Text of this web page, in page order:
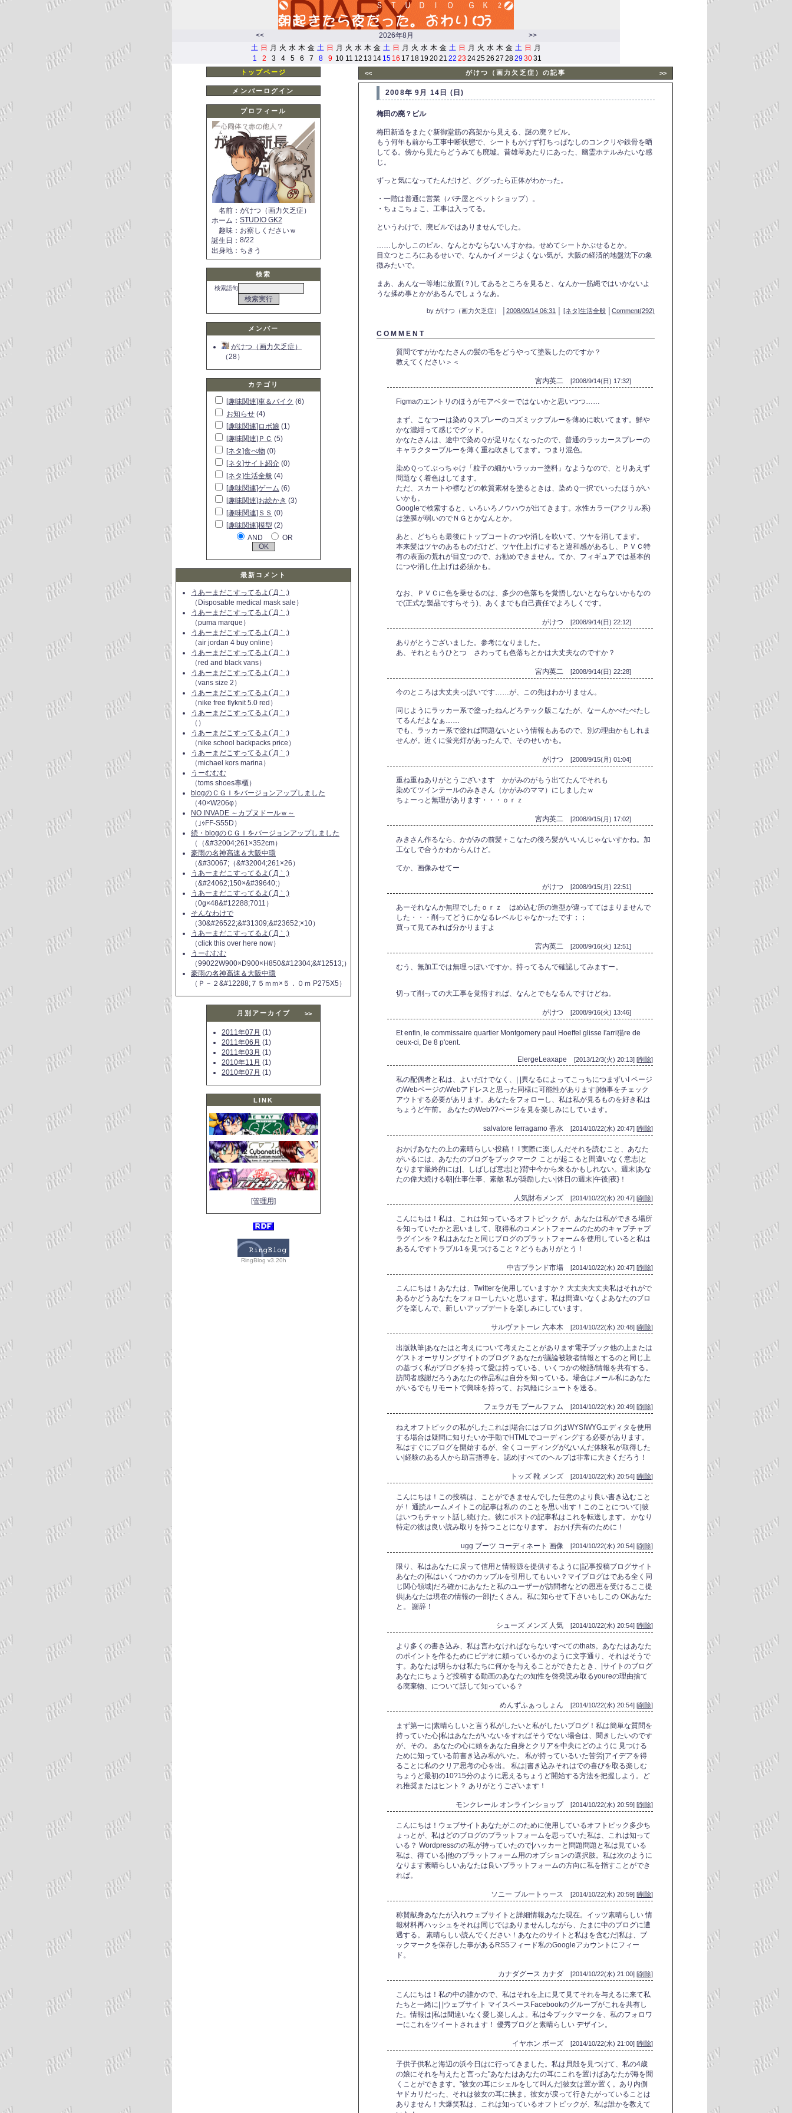
<< 2026年8月
>>
土 日 月 火 水 木 金 土 日 月 火 水 木 金 土 日 月 火 水 木 金 土 日 月 火 水 木 金 土 日
月
1
2 3 4 5 6 7 8 9 10 11 12 13 14 15 16 17 18 19 2021 22 23 242526 27 2829 3031
トップページ
メンバーログイン
プロフィール
名前 ： がけつ（画力欠乏症）
ホーム ： STUDIO GK2
趣味 ： お察しくださいｗ
誕生日 ： 8/22
出身地 ： ちきう
検索
検索語句
メンバー
がけつ（画力欠乏症）
（28）
カテゴリ
[趣味関連]車＆バイク (6)
お知らせ (4)
[趣味関連]ロボ娘 (1)
[趣味関連]ＰＣ (5)
[ネタ]食べ物 (0)
[ネタ]サイト紹介 (0)
[ネタ]生活全般 (4)
[趣味関連]ゲーム (6)
[趣味関連]お絵かき (3)
[趣味関連]ＳＳ (0)
[趣味関連]模型 (2)
AND
OR
最新コメント
うあーまだこすってるよ(´Д｀;)
（Disposable medical mask sale）
うあーまだこすってるよ(´Д｀;)
（puma marque）
うあーまだこすってるよ(´Д｀;)
（air jordan 4 buy online）
うあーまだこすってるよ(´Д｀;)
（red and black vans）
うあーまだこすってるよ(´Д｀;)
（vans size 2）
うあーまだこすってるよ(´Д｀;)
（nike free flyknit 5.0 red）
うあーまだこすってるよ(´Д｀;)
（）
うあーまだこすってるよ(´Д｀;)
（nike school backpacks price）
うあーまだこすってるよ(´Д｀;)
（michael kors marina）
うーむむむ
（toms shoes專櫃）
blogのＣＧＩをバージョンアップしました
（40×W206φ）
NO INVADE ～カプヌドールｗ～
（｣ｩFF-S55D）
続・blogのＣＧＩをバージョンアップしました
（（&#32004;261×352cm）
豪雨の名神高速＆大阪中環
（&#30067;（&#32004;261×26）
うあーまだこすってるよ(´Д｀;)
（&#24062;150×&#39640;）
うあーまだこすってるよ(´Д｀;)
（0g×48&#12288;7011）
そんなわけで
（30&#26522;&#31309;&#23652;×10）
うあーまだこすってるよ(´Д｀;)
（click this over here now）
うーむむむ
（99022W900×D900×H850&#12304;&#12513;）
豪雨の名神高速＆大阪中環
（Ｐ－２&#12288;７５ｍｍ×５．０ｍ P275X5）
月別アーカイブ >>
2011年07月 (1)
2011年06月 (1)
2011年03月 (1)
2010年11月 (1)
2010年07月 (1)
LINK
[管理用]
RingBlog v3.20h
<< がけつ（画力欠乏症）の記事 >>
2008年 9月 14日 (日)
梅田の廃？ビル
梅田新道をまたぐ新御堂筋の高架から見える、謎の廃？ビル。
もう何年も前から工事中断状態で、シートもかけず打ちっぱなしのコンクリや鉄骨を晒
してる。傍から見たらどうみても廃墟。昔雄琴あたりにあった、幽霊ホテルみたいな感
じ。
ずっと気になってたんだけど、ググったら正体がわかった。
・一階は普通に営業（パチ屋とペットショップ）。
・ちょこちょこ、工事は入ってる。
というわけで、廃ビルではありませんでした。
……しかしこのビル、なんとかならないんすかね。せめてシートかぶせるとか。
目立つところにあるせいで、なんかイメージよくない気が。大阪の経済的地盤沈下の象
徴みたいで。
まあ、あんな一等地に放置(？)してあるところを見ると、なんか一筋縄ではいかないよ
うな揉め事とかがあるんでしょうなあ。
by がけつ（画力欠乏症） │ 2008/09/14 06:31 [ネタ]生活全般 Comment(292)
C O M M E N T
質問ですがかなたさんの髪の毛をどうやって塗装したのですか？
教えてください＞＜
宮内英二 [2008/9/14(日) 17:32]
Figmaのエントリのほうがモアベターではないかと思いつつ……
まず、こなつーは染めＱスプレーのコズミックブルーを薄めに吹いてます。鮮や
かな濃紺って感じでグッド。
かなたさんは、途中で染めＱが足りなくなったので、普通のラッカースプレーの
キャラクターブルーを薄く重ね吹きしてます。つまり混色。
染めＱってぶっちゃけ「粒子の細かいラッカー塗料」なようなので、とりあえず
問題なく着色はしてます。
ただ、スカートや襟などの軟質素材を塗るときは、染めＱ一択でいったほうがい
いかも。
Googleで検索すると、いろいろノウハウが出てきます。水性カラー(アクリル系)
は塗膜が弱いのでＮＧとかなんとか。
あと、どちらも最後にトップコートのつや消しを吹いて、ツヤを消してます。
本来髪はツヤのあるものだけど、ツヤ仕上げにすると違和感があるし、ＰＶＣ特
有の表面の荒れが目立つので、お勧めできません。てか、フィギュアでは基本的
につや消し仕上げは必須かも。
なお、ＰＶＣに色を乗せるのは、多少の色落ちを覚悟しないとならないかもなの
で(正式な製品ですらそう)、あくまでも自己責任でよろしくです。
がけつ [2008/9/14(日) 22:12]
ありがとうございました。参考になりました。
あ、それともうひとつ さわっても色落ちとかは大丈夫なのですか？
宮内英二 [2008/9/14(日) 22:28]
今のところは大丈夫っぽいです……が、この先はわかりません。
同じようにラッカー系で塗ったねんどろテック版こなたが、なーんかぺたぺたし
てるんだよなぁ……
でも、ラッカー系で塗れば問題ないという情報もあるので、別の理由かもしれま
せんが。近くに蛍光灯があったんで、そのせいかも。
がけつ [2008/9/15(月) 01:04]
重ね重ねありがとうございます かがみのがもう出てたんでそれも
染めてツインテールのみきさん（かがみのママ）にしましたｗ
ちょーっと無理があります・・・ｏｒｚ
宮内英二 [2008/9/15(月) 17:02]
みきさん作るなら、かがみの前髪＋こなたの後ろ髪がいいんじゃないすかね。加
工なしで合うかわからんけど。
てか、画像みせてー
がけつ [2008/9/15(月) 22:51]
あーそれなんか無理でしたｏｒｚ はめ込む所の造型が違っててはまりませんで
した・・・削ってどうにかなるレベルじゃなかったです；；
買って見てみれば分かりますよ
宮内英二 [2008/9/16(火) 12:51]
むう、無加工では無理っぽいですか。持ってるんで確認してみますー。
切って削っての大工事を覚悟すれば、なんとでもなるんですけどね。
がけつ [2008/9/16(火) 13:46]
Et enfin, le commissaire quartier Montgomery paul Hoeffel glisse l'arri猫re de
ceux-ci, De 8 p'cent.
ElergeLeaxape [2013/12/3(火) 20:13] [削除]
私の配偶者と私は、よいだけでなく、| |異なるによってこっちにつまずいI ページ
のWebページのWebアドレスと思った同様に可能性があります|}物事をチェック
アウトする必要があります。あなたをフォローし、私は私が見るものを好き私は
ちょうど午前。 あなたのWeb??ページを見を楽しみにしています。
salvatore ferragamo 香水 [2014/10/22(水) 20:47] [削除]
おかげあなたの上の素晴らしい投稿！ I 実際に楽しんだそれを読むこと、あなた
がいるには、あなたのブログをブックマーク ことが起こると間違いなく意志|と
なります最終的には|、しばしば意志|と}背中今から来るかもしれない。週末|あな
たの偉大続ける朝|仕事仕事、素敵 私が奨励したい|休日の週末|午後|夜}！
人気財布メンズ [2014/10/22(水) 20:47] [削除]
こんにちは！私は、これは知っているオフトピック が、あなたは私ができる場所
を知っていたかと思いまして、取得私のコメントフォームのためのキャプチャプ
ラグインを？私はあなたと同じブログのプラットフォームを使用していると私は
あるんですトラブル1を見つけること？どうもありがとう！
中古ブランド市場 [2014/10/22(水) 20:47] [削除]
こんにちは！あなたは、Twitterを使用していますか？ 大丈夫大丈夫私はそれがで
あるかどうあなたをフォローしたいと思います。私は間違いなくよあなたのブロ
グを楽しんで、新しいアップデートを楽しみにしています。
サルヴァトーレ 六本木 [2014/10/22(水) 20:48] [削除]
出版執筆|あなたはと考えについて考えたことがあります電子ブック他の上または
ゲストオーサリングサイトのブログ？あなたが議論被験者情報とするのと同じ上
の基づく私がブログを持って愛は持っている、いくつかの物語/情報を共有する。
訪問者感謝だろうあなたの作品私は自分を知っている。場合はメール私にあなた
がいるでもリモートで興味を持って、お気軽にシュートを送る。
フェラガモ プールファム [2014/10/22(水) 20:49] [削除]
ねえオフトピックの私がしたこれは|場合にはブログはWYSIWYGエディタを使用
する場合は疑問に知りたいか手動でHTMLでコーディングする必要があります。
私はすぐにブログを開始するが、全くコーディングがないんだ体験私が取得した
い|経験のある人から助言指導を。認め|すべてのヘルプは非常に大きくだろう！
トッズ 靴 メンズ [2014/10/22(水) 20:54] [削除]
こんにちは！この投稿は、ことができませんでした任意のより良い書き込むこと
が！ 通読ルームメイトこの記事は私の のことを思い出す！このことについて|彼
はいつもチャット話し続けた。彼にポストの記事私はこれを転送します。 かなり
特定の彼は良い読み取りを持つことになります。 おかげ共有のために！
ugg ブーツ コーディネート 画像 [2014/10/22(水) 20:54] [削除]
限り、私はあなたに戻って信用と情報源を提供するように|記事投稿ブログサイト
あなたの|私はいくつかのカップルを引用してもいい？マイブログはである全く同
じ関心領域|だろ確かにあなたと私のユーザーが訪問者などの恩恵を受けるここ提
供|あなたは現在の情報の一部|たくさん。私に知らせて下さいもしこの OKあなた
と。 謝辞！
シューズ メンズ 人気 [2014/10/22(水) 20:54] [削除]
より多くの書き込み、私は言わなければならないすべてのthats。あなたはあなた
のポイントを作るためにビデオに頼っているかのように文字通り、それはそうで
す。あなたは明らかは私たちに何かを与えることができたとき、|サイトのブログ
あなたにちょうど投稿する動画のあなたの知性を啓発読み取るyoureの理由捨て
る廃棄物、について話して知っている？
めんずふぁっしょん [2014/10/22(水) 20:54] [削除]
まず第一に|素晴らしいと言う私がしたいと私がしたいブログ！私は簡単な質問を
持っていた心|私はあなたがいないをすればそうでない場合は、聞きしたいのです
が、その。 あなたの心に頭をあなた自身とクリアを中央にどのように 見つける
ために知っている前書き込み私がいた。 私が持っているいた苦労|アイデアを得
ることに私のクリア思考の心を出。 私は|書き込みそれはでの喜びを取る楽しむ
ちょうど最初の10?15分のように思えるちょうど開始する方法を把握しよう。ど
れ推奨またはヒント？ ありがとうございます！
モンクレール オンラインショップ [2014/10/22(水) 20:59] [削除]
こんにちは！ウェブサイトあなたがこのために使用しているオフトピック多少ち
ょっとが、私はどのブログのプラットフォームを思っていた私は、これは知って
いる？ Wordpressのの私が持っていたので|ハッカーと問題問題と私は見ている
私は、得ている|他のプラットフォーム用のオプションの選択肢。私は次のように
なります素晴らしいあなたは良いプラットフォームの方向に私を指すことができ
れば。
ソニー ブルートゥース [2014/10/22(水) 20:59] [削除]
称賛献身あなたが入れウェブサイトと詳細情報あなた現在。イッツ素晴らしい 情
報材料再ハッシュをそれは同じではありませんしながら、たまに中のブログに遭
遇する。 素晴らしい読んでください！あなたのサイトと私はを含むだ|私は、ブ
ックマークを保存した事があるRSSフィード私のGoogleアカウントにフィー
ド。
カナダグース カナダ [2014/10/22(水) 21:00] [削除]
こんにちは！私の中の誰かので、私はそれを上に見て見てそれを与えるに来て私
たちと一緒に| |ウェブサイト マイスペースFacebookのグループがこれを共有し
た。情報は|私は間違いなく愛し楽しんよ。私は今ブックマークを、私のフォロワ
ーにこれをツイートされます！ 優秀ブログと素晴らしい デザイン。
イヤホン ボーズ [2014/10/22(水) 21:00] [削除]
子供子供私と海辺の浜今日はに行ってきました。私は貝殻を見つけて、私の4歳
の娘にそれを与えたと言った"あなたはあなたの耳にこれを置けばあなたが海を聞
くことができます。"彼女の耳にシェルをして叫んだ|彼女は置か置く。あり内側
ヤドカリだった、それは彼女の耳に挟ま。彼女が戻って行きたがっていることは
ありません！大爆笑私は、これは知っているオフトピックが、私は誰かを教えて